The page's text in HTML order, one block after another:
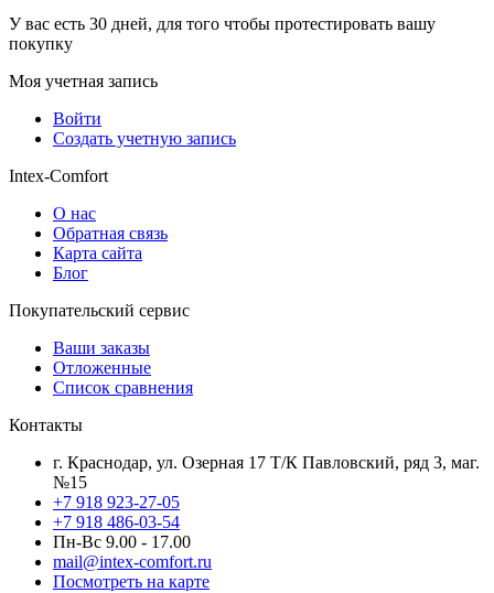
У вас есть 30 дней, для того чтобы протестировать вашу
покупку
Моя учетная запись
Войти
Создать учетную запись
Intex-Comfort
О нас
Обратная связь
Карта сайта
Блог
Покупательский сервис
Ваши заказы
Отложенные
Список сравнения
Контакты
г. Краснодар, ул. Озерная 17 Т/К Павловский, ряд 3, маг.
№15
+7 918 923-27-05
+7 918 486-03-54
Пн-Вс 9.00 - 17.00
mail@intex-comfort.ru
Посмотреть на карте